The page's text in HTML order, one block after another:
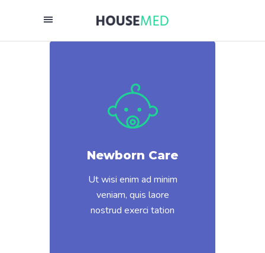
Newborn Care
Ut wisi enim ad minim
veniam, quis laore
nostrud exerci tation